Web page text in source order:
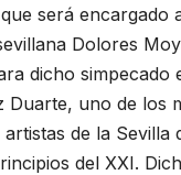
será encargado
Dolores
dicho simpecado
Duarte, uno de los
de la Sevilla
del XXI.